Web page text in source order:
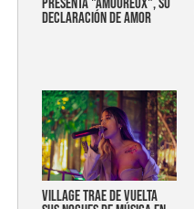
PRESENTA "AMOUREUX", SU
DECLARACIÓN DE AMOR
Village trae de vuelta